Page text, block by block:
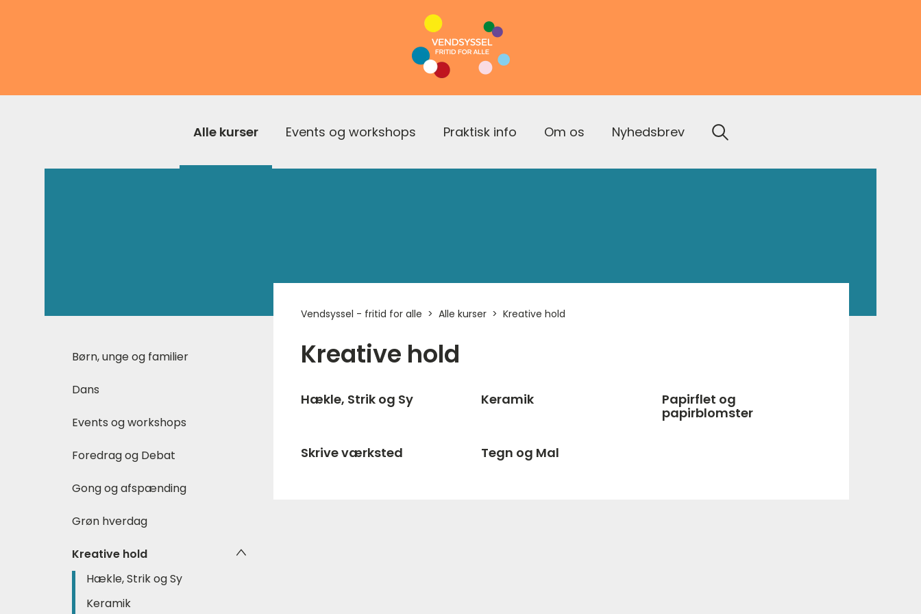
Alle kurser Events og workshops Praktisk info Om os Nyhedsbrev
Børn, unge og familier
Dans
Events og workshops
Foredrag og Debat
Gong og afspænding
Grøn hverdag
Kreative hold
Hækle, Strik og Sy
Keramik
Vendsyssel - fritid for alle Alle kurser Kreative hold
Kreative hold
Hækle, Strik og Sy Keramik
Papirflet og
papirblomster
Skrive værksted Tegn og Mal